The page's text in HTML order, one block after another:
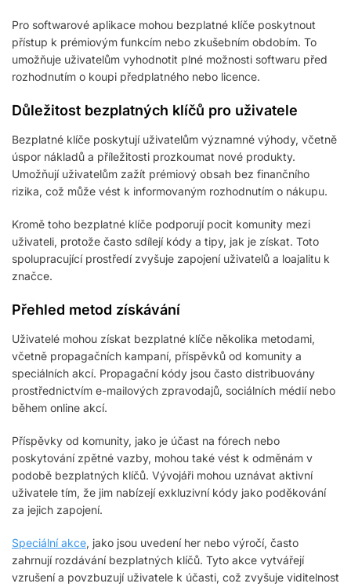
Pro softwarové aplikace mohou bezplatné klíče poskytnout
přístup k prémiovým funkcím nebo zkušebním obdobím. To
umožňuje uživatelům vyhodnotit plné možnosti softwaru před
rozhodnutím o koupi předplatného nebo licence.
Důležitost bezplatných klíčů pro uživatele
Bezplatné klíče poskytují uživatelům významné výhody, včetně
úspor nákladů a příležitosti prozkoumat nové produkty.
Umožňují uživatelům zažít prémiový obsah bez finančního
rizika, což může vést k informovaným rozhodnutím o nákupu.
Kromě toho bezplatné klíče podporují pocit komunity mezi
uživateli, protože často sdílejí kódy a tipy, jak je získat. Toto
spolupracující prostředí zvyšuje zapojení uživatelů a loajalitu k
značce.
Přehled metod získávání
Uživatelé mohou získat bezplatné klíče několika metodami,
včetně propagačních kampaní, příspěvků od komunity a
speciálních akcí. Propagační kódy jsou často distribuovány
prostřednictvím e-mailových zpravodajů, sociálních médií nebo
během online akcí.
Příspěvky od komunity, jako je účast na fórech nebo
poskytování zpětné vazby, mohou také vést k odměnám v
podobě bezplatných klíčů. Vývojáři mohou uznávat aktivní
uživatele tím, že jim nabízejí exkluzivní kódy jako poděkování
za jejich zapojení.
Speciální akce, jako jsou uvedení her nebo výročí, často
zahrnují rozdávání bezplatných klíčů. Tyto akce vytvářejí
vzrušení a povzbuzují uživatele k účasti, což zvyšuje viditelnost